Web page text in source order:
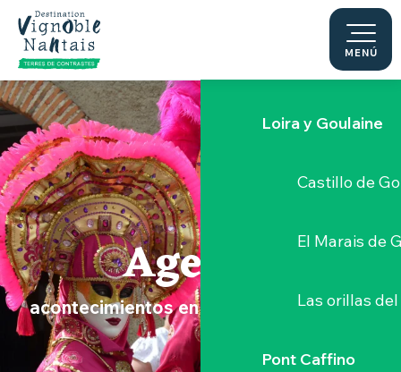
Aller
contenu
principal
MENÚ
Le Moulin du
Sèvre
Loira y Goulaine
Castillo de
El Marais de
Las orillas
Pont Caffino
Agenda
acontecimientos en el Vignoble Nantais